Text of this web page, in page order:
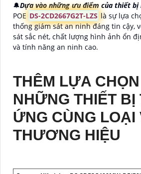
🔔Dựa vào những ưu điểm của thiết bị
POE DS-2CD2667G2T-LZS là sự lựa
thống giám sát an ninh đáng tin cậy,
sát sắc nét, chất lượng hình ảnh ổn
và tính năng an ninh cao.
THÊM LỰA
NHỮNG THIẾT BỊ
ỨNG CÙNG LOẠI
THƯƠNG HIỆU